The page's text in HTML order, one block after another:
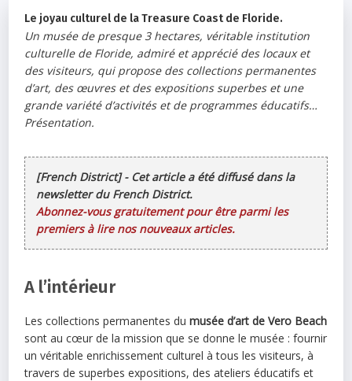
Le joyau culturel de la Treasure Coast de Floride.
Un musée de presque 3 hectares, véritable institution
culturelle de Floride, admiré et apprécié des locaux et
des visiteurs, qui propose des collections permanentes
d’art, des œuvres et des expositions superbes et une
grande variété d’activités et de programmes éducatifs…
Présentation.
[French District] - Cet article a été diffusé dans la
newsletter du French District.
Abonnez-vous gratuitement pour être parmi les
premiers à lire nos nouveaux articles.
A l’intérieur
Les collections permanentes dumusée d’art de Vero Beach
sont au cœur de la mission que se donne le musée : fournir
un véritable enrichissement culturel à tous les visiteurs, à
travers de superbes expositions, des ateliers éducatifs et